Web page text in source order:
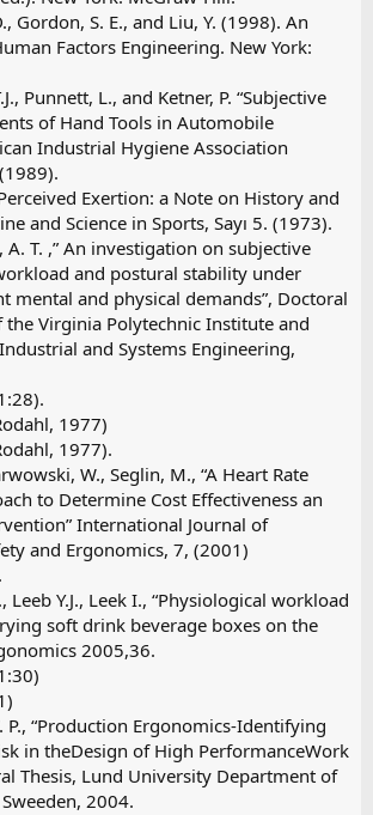
Gordon, S. E., and Liu, Y. (1998). An
Factors Engineering. New York:
Punnett, L., and Ketner, P. “Subjective
of Hand Tools in Automobile
Industrial Hygiene Association
Exertion: a Note on History and
and Science in Sports, Sayı 5. (1973).
T. ,” An investigation on subjective
and postural stability under
mental and physical demands”, Doctoral
the Virginia Polytechnic Institute and
and Systems Engineering,
1977)
1977).
W., Seglin, M., “A Heart Rate
to Determine Cost Effectiveness an
International Journal of
and Ergonomics, 7, (2001)
Leeb Y.J., Leek I., “Physiological workload
soft drink beverage boxes on the
2005,36.
P., “Production Ergonomics-Identifying
in theDesign of High PerformanceWork
Thesis, Lund University Department of
2004.